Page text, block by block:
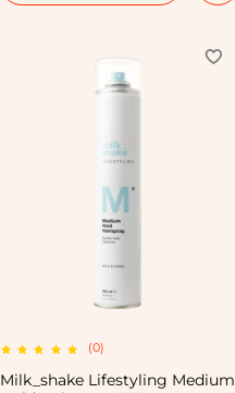
(0)
Milk_shake Lifestyling Medium